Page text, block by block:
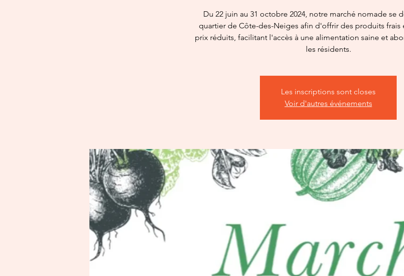
Du 22 juin au 31 octobre 2024, notre marché nomade se
quartier de Côte-des-Neiges afin d'offrir des produits frais
prix réduits, facilitant l'accès à une alimentation saine et
les résidents.
Les inscriptions sont closes
Voir d'autres événements